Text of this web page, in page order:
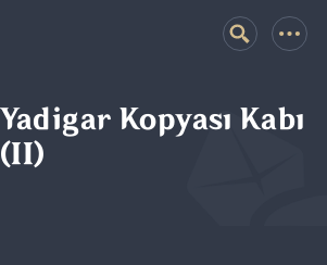
Yadigar Kopyası Kabı
(II)